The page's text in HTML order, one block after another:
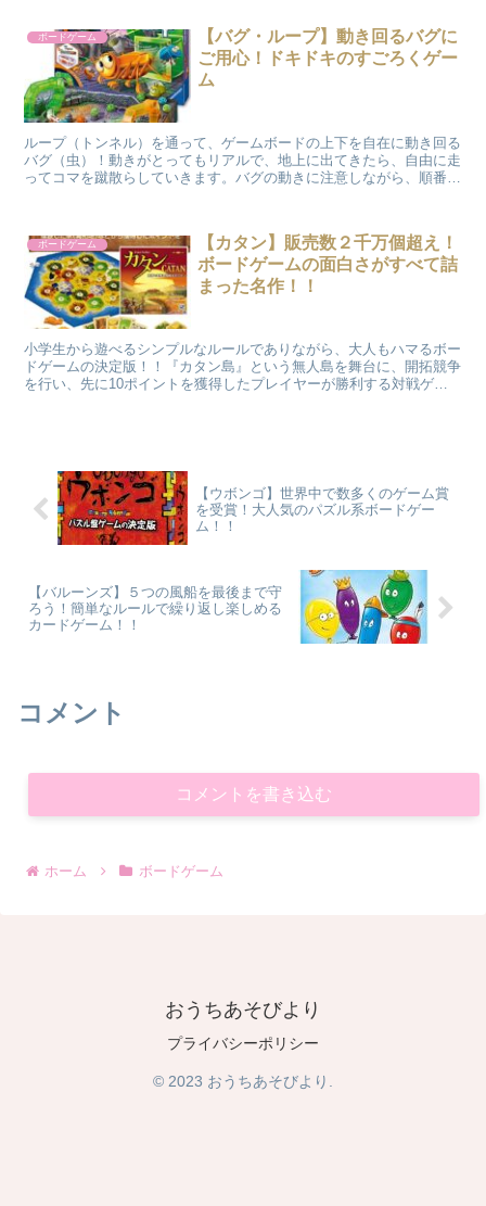
ボードゲーム
【バグ・ループ】動き回るバグに
ご用心！ドキドキのすごろくゲー
ム
ループ（トンネル）を通って、ゲームボードの上下を自在に動き回る
バグ（虫）！動きがとってもリアルで、地上に出てきたら、自由に走
ってコマを蹴散らしていきます。バグの動きに注意しながら、順番に
ボードゲーム
【カタン】販売数２千万個超え！
ボードゲームの面白さがすべて詰
まった名作！！
小学生から遊べるシンプルなルールでありながら、大人もハマるボー
ドゲームの決定版！！『カタン島』という無人島を舞台に、開拓競争
を行い、先に10ポイントを獲得したプレイヤーが勝利する対戦ゲー
【ウボンゴ】世界中で数多くのゲーム賞
を受賞！大人気のパズル系ボードゲー
ム！！
【バルーンズ】５つの風船を最後まで守
ろう！簡単なルールで繰り返し楽しめる
カードゲーム！！
コメント
コメントを書き込む
ホーム ボードゲーム
おうちあそびより
プライバシーポリシー
© 2023 おうちあそびより.